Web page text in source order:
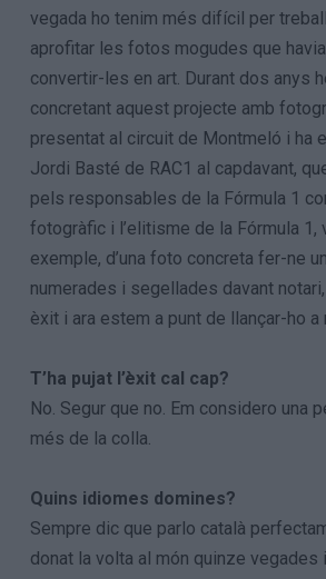
vegada ho tenim més difícil per
aprofitar les fotos mogudes que
convertir-les en art. Durant dos anys
concretant aquest projecte amb
presentat al circuit de Montmeló i ha
Jordi Basté de RAC1 al capdavant,
pels responsables de la Fórmula 1
fotogràfic i l’elitisme de la Fórmula
exemple, d’una foto concreta fer-ne
numerades i segellades davant
èxit i ara estem a punt de llançar-ho a
T’ha pujat l’èxit cal cap?
No. Segur que no. Em considero una
més de la colla.
Quins idiomes domines?
Sempre dic que parlo català
donat la volta al món quinze vegades